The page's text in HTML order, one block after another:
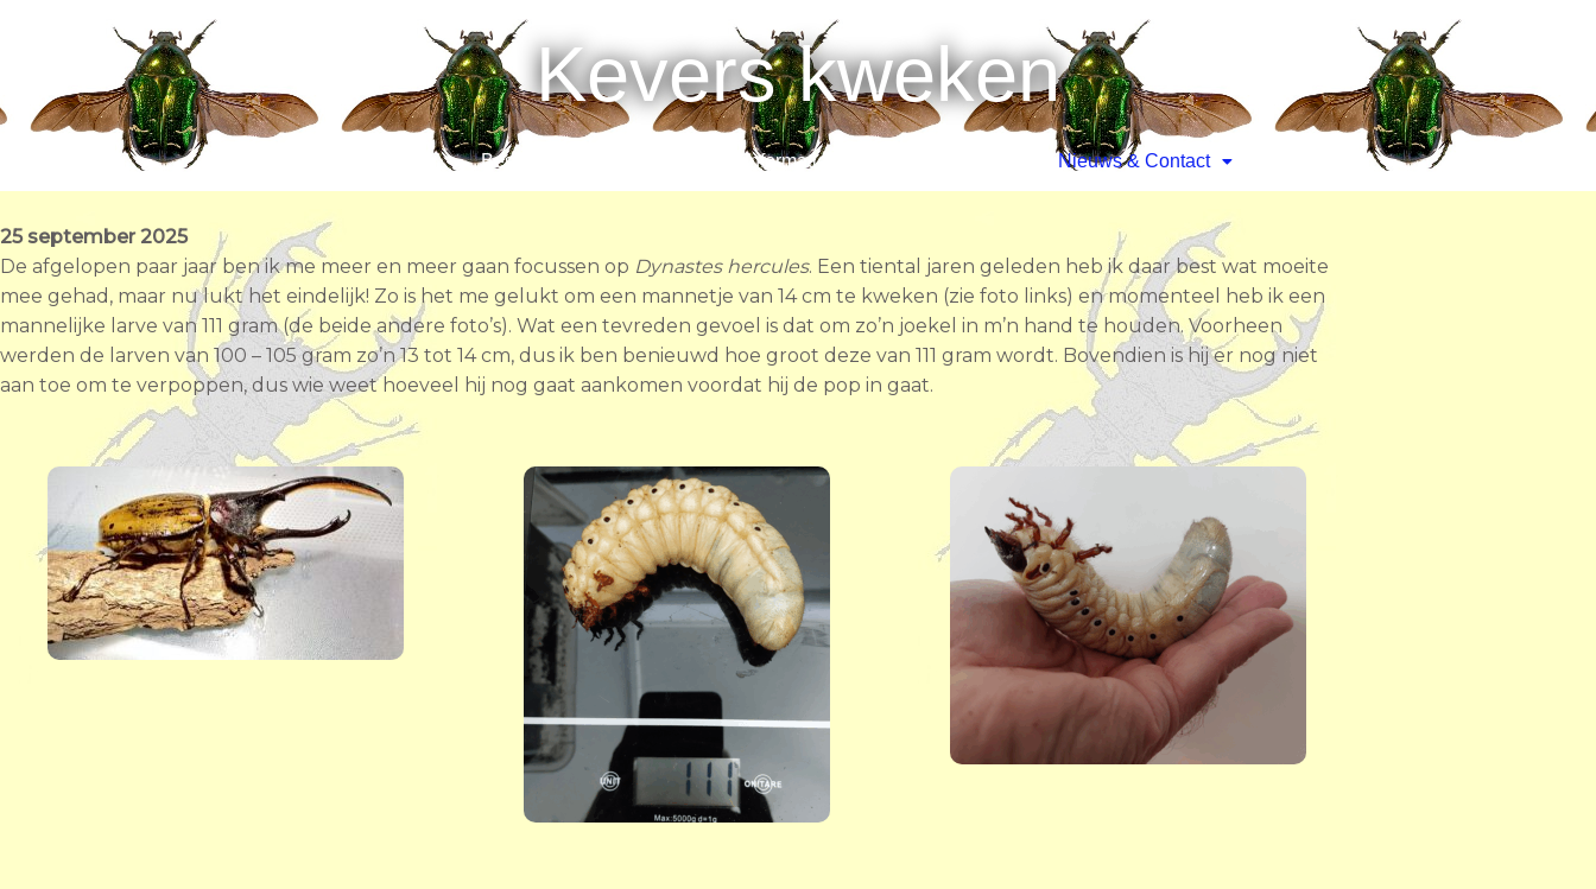
inhoud
Kevers kweken
Bestellen Informatie Nieuws & Contact
25 september 2025
De afgelopen paar jaar ben ik me meer en meer gaan focussen op Dynastes hercules. Een tiental jaren geleden heb ik daar best wat moeite
mee gehad, maar nu lukt het eindelijk! Zo is het me gelukt om een mannetje van 14 cm te kweken (zie foto links) en momenteel heb ik een
mannelijke larve van 111 gram (de beide andere foto’s). Wat een tevreden gevoel is dat om zo’n joekel in m’n hand te houden. Voorheen
werden de larven van 100 – 105 gram zo’n 13 tot 14 cm, dus ik ben benieuwd hoe groot deze van 111 gram wordt. Bovendien is hij er nog niet
aan toe om te verpoppen, dus wie weet hoeveel hij nog gaat aankomen voordat hij de pop in gaat.